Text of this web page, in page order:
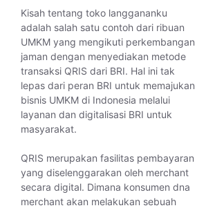
Kisah tentang toko langgananku
adalah salah satu contoh dari ribuan
UMKM yang mengikuti perkembangan
jaman dengan menyediakan metode
transaksi QRIS dari BRI. Hal ini tak
lepas dari peran BRI untuk memajukan
bisnis UMKM di Indonesia melalui
layanan dan digitalisasi BRI untuk
masyarakat.
QRIS merupakan fasilitas pembayaran
yang diselenggarakan oleh merchant
secara digital. Dimana konsumen dna
merchant akan melakukan sebuah